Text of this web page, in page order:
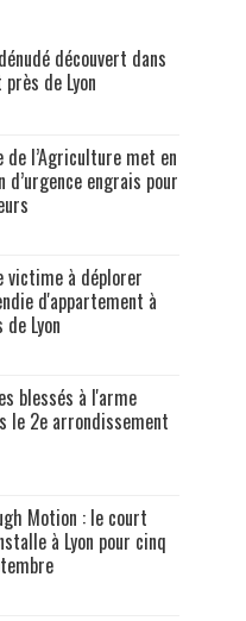
découvert dans
de Lyon
de l’Agriculture met en
d’urgence engrais pour
victime à déplorer
d'appartement à
Lyon
blessés à l'arme
le 2e arrondissement
Motion : le court
à Lyon pour cinq